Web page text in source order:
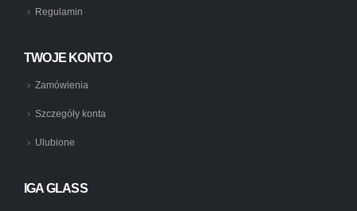
Regulamin
TWOJE KONTO
Zamówienia
Szczegóły konta
Ulubione
IGA GLASS